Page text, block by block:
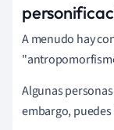
A menudo hay
Algunas
embargo,